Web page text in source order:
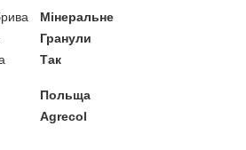
Мінеральне
Гранули
Так
Польща
Agrecol